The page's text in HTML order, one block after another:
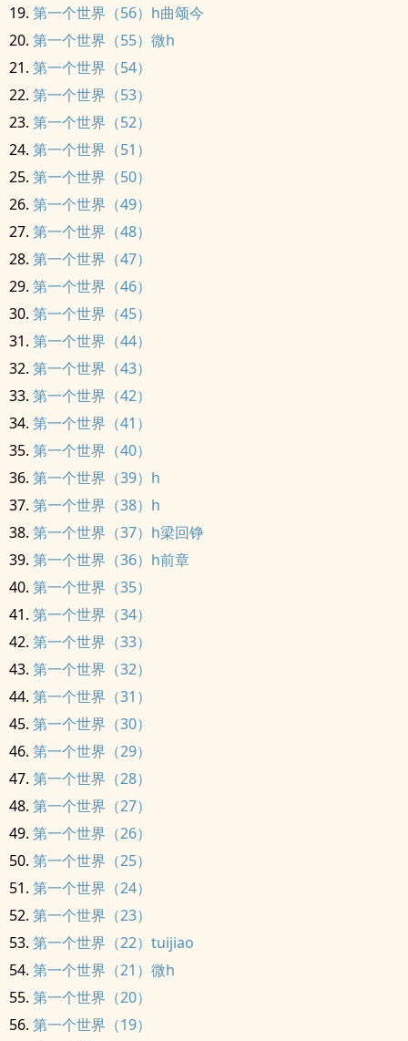
第一个世界（56）h曲颂今
第一个世界（55）微h
第一个世界（54）
第一个世界（53）
第一个世界（52）
第一个世界（51）
第一个世界（50）
第一个世界（49）
第一个世界（48）
第一个世界（47）
第一个世界（46）
第一个世界（45）
第一个世界（44）
第一个世界（43）
第一个世界（42）
第一个世界（41）
第一个世界（40）
第一个世界（39）h
第一个世界（38）h
第一个世界（37）h梁回铮
第一个世界（36）h前章
第一个世界（35）
第一个世界（34）
第一个世界（33）
第一个世界（32）
第一个世界（31）
第一个世界（30）
第一个世界（29）
第一个世界（28）
第一个世界（27）
第一个世界（26）
第一个世界（25）
第一个世界（24）
第一个世界（23）
第一个世界（22）tuijiao
第一个世界（21）微h
第一个世界（20）
第一个世界（19）